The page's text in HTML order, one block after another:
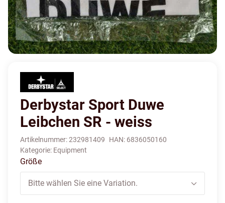
Derbystar Sport Duwe
Leibchen SR - weiss
Artikelnummer:232981409 HAN: 6836050160
Kategorie: Equipment
Größe
Bitte wählen Sie eine Variation.